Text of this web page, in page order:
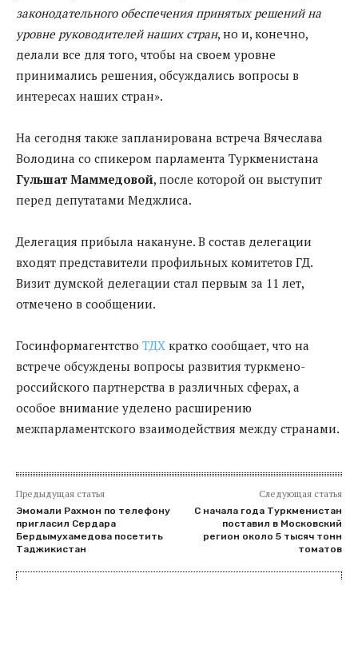
законодательного обеспечения принятых решений на
уровне руководителей наших стран, но и, конечно,
делали все для того, чтобы на своем уровне
принимались решения, обсуждались вопросы в
интересах наших стран».
На сегодня также запланирована встреча Вячеслава
Володина со спикером парламента Туркменистана
Гульшат Маммедовой, после которой он выступит
перед депутатами Меджлиса.
Делегация прибыла накануне. В состав делегации
входят представители профильных комитетов ГД.
Визит думской делегации стал первым за 11 лет,
отмечено в сообщении.
Госинформагентство ТДХ кратко сообщает, что на
встрече обсуждены вопросы развития туркмено-
российского партнерства в различных сферах, а
особое внимание уделено расширению
межпарламентского взаимодействия между странами.
Предыдущая статья
Эмомали Рахмон по телефону
пригласил Сердара
Бердымухамедова посетить
Таджикистан
Следующая статья
С начала года Туркменистан
поставил в Московский
регион около 5 тысяч тонн
томатов